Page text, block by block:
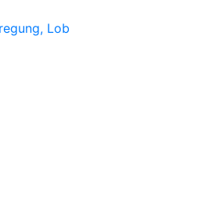
Lob